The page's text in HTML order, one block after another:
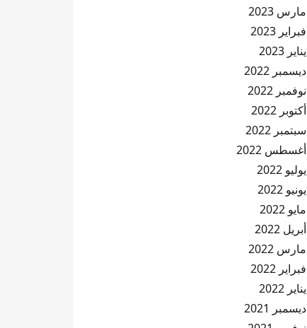
مارس 2023
فبراير 2023
يناير 2023
ديسمبر 2022
نوفمبر 2022
أكتوبر 2022
سبتمبر 2022
أغسطس 2022
يوليو 2022
يونيو 2022
مايو 2022
أبريل 2022
مارس 2022
فبراير 2022
يناير 2022
ديسمبر 2021